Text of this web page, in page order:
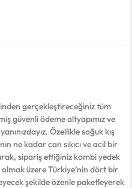
gerçekleştireceğiniz tüm
güvenli ödeme altyapımız ve
Özellikle soğuk kış
ne kadar can sıkıcı ve acil bir
sipariş ettiğiniz kombi yedek
üzere Türkiye’nin dört bir
şekilde özenle paketleyerek